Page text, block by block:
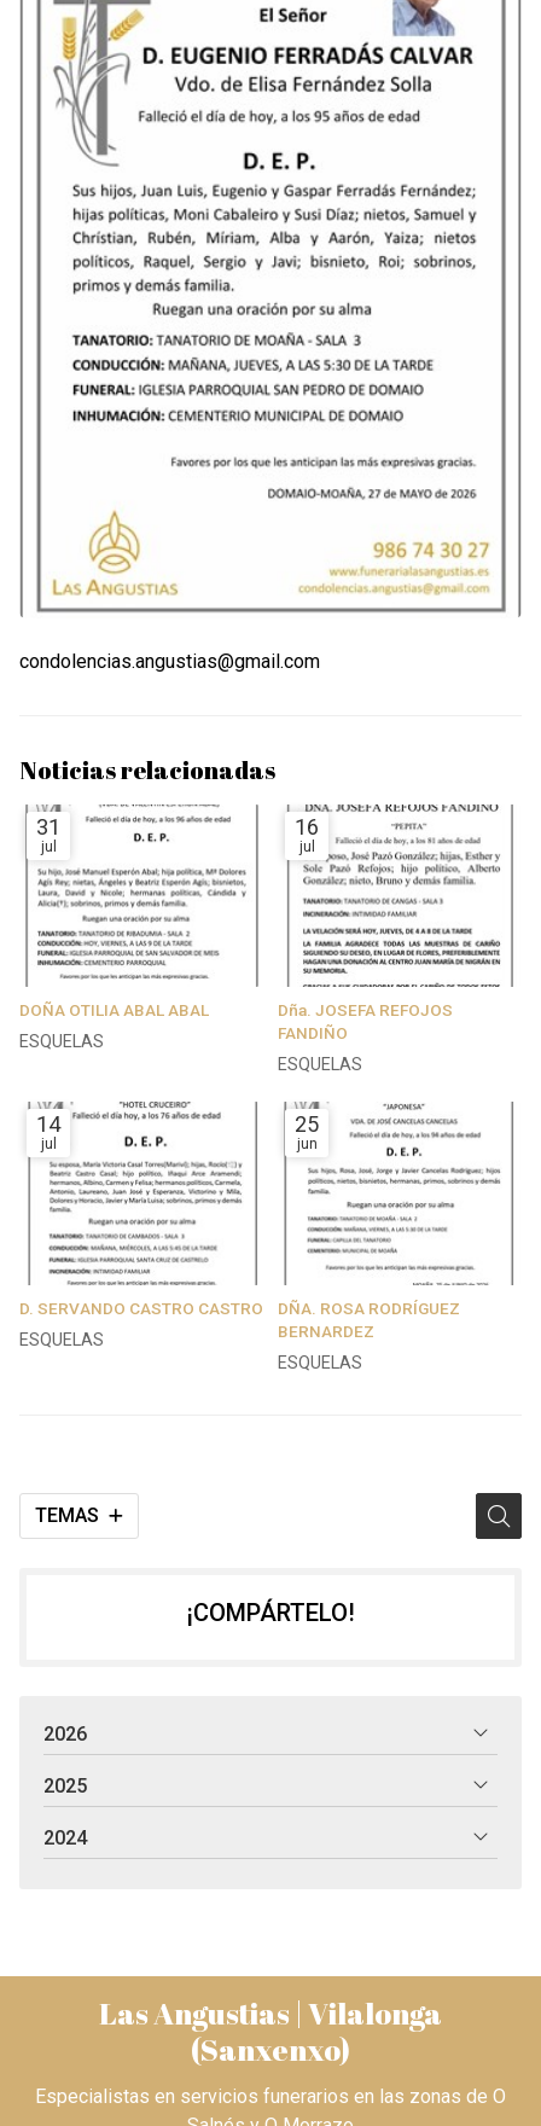
TEMAS
condolencias.angustias@gmail.com
Noticias relacionadas
31
jul
DOÑA OTILIA ABAL ABAL
ESQUELAS
16
jul
Dña. JOSEFA REFOJOS
FANDIÑO
ESQUELAS
14
jul
D. SERVANDO CASTRO CASTRO
ESQUELAS
25
jun
DÑA. ROSA RODRÍGUEZ
BERNARDEZ
ESQUELAS
¡COMPÁRTELO!
2026
2025
2024
Las Angustias | Vilalonga
(Sanxenxo)
Especialistas en servicios funerarios en las zonas de O